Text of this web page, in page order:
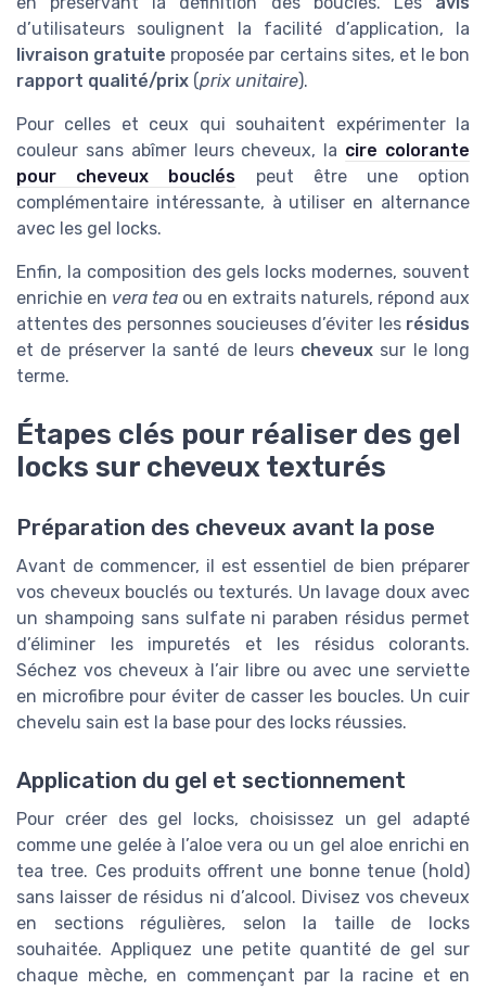
d’utilisateurs soulignent la facilité d’application, la
livraison gratuite proposée par certains sites, et le bon
rapport qualité/prix (prix unitaire).
Pour celles et ceux qui souhaitent expérimenter la
couleur sans abîmer leurs cheveux, la cire colorante
pour cheveux bouclés peut être une option
complémentaire intéressante, à utiliser en alternance
avec les gel locks.
Enfin, la composition des gels locks modernes, souvent
enrichie en vera tea ou en extraits naturels, répond aux
attentes des personnes soucieuses d’éviter les résidus
et de préserver la santé de leurs cheveux sur le long
terme.
Étapes clés pour réaliser des gel
locks sur cheveux texturés
Préparation des cheveux avant la pose
Avant de commencer, il est essentiel de bien préparer
vos cheveux bouclés ou texturés. Un lavage doux avec
un shampoing sans sulfate ni paraben résidus permet
d’éliminer les impuretés et les résidus colorants.
Séchez vos cheveux à l’air libre ou avec une serviette
en microfibre pour éviter de casser les boucles. Un cuir
chevelu sain est la base pour des locks réussies.
Application du gel et sectionnement
Pour créer des gel locks, choisissez un gel adapté
comme une gelée à l’aloe vera ou un gel aloe enrichi en
tea tree. Ces produits offrent une bonne tenue (hold)
sans laisser de résidus ni d’alcool. Divisez vos cheveux
en sections régulières, selon la taille de locks
souhaitée. Appliquez une petite quantité de gel sur
chaque mèche, en commençant par la racine et en